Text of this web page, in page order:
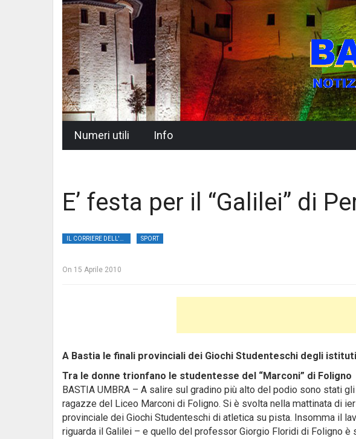
Numeri utili Info
E’ festa per il “Galilei” di
SPORT
On 15 Aprile 2010
A Bastia le finali provinciali dei Giochi Studenteschi degli
Tra le donne trionfano le studentesse del “Marconi” di Foligno
BASTIA UMBRA – A salire sul gradino più alto del podio sono stati
ragazze del Liceo Marconi di Foligno. Si è svolta nella mattinata di
provinciale dei Giochi Studenteschi di atletica su pista. Insomma il
riguarda il Galilei – e quello del professor Giorgio Floridi di Foligno